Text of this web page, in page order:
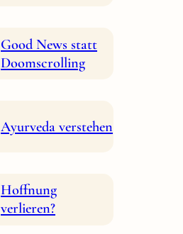
Good News statt
Doomscrolling
Ayurveda verstehen
Hoffnung
verlieren?